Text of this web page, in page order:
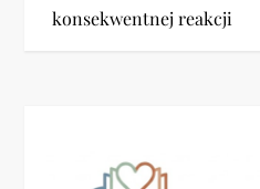
konsekwentnej reakcji